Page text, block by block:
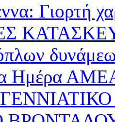
Γιορτή
Ημέρα